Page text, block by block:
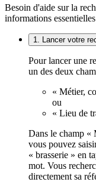
Besoin d'aide sur la
informations
1. Lancer votre
Pour lancer une
un des deux
« Métier,
ou
« Lieu de
Dans le champ «
vous pouvez
« brasserie » en
mot. Vous
directement sa